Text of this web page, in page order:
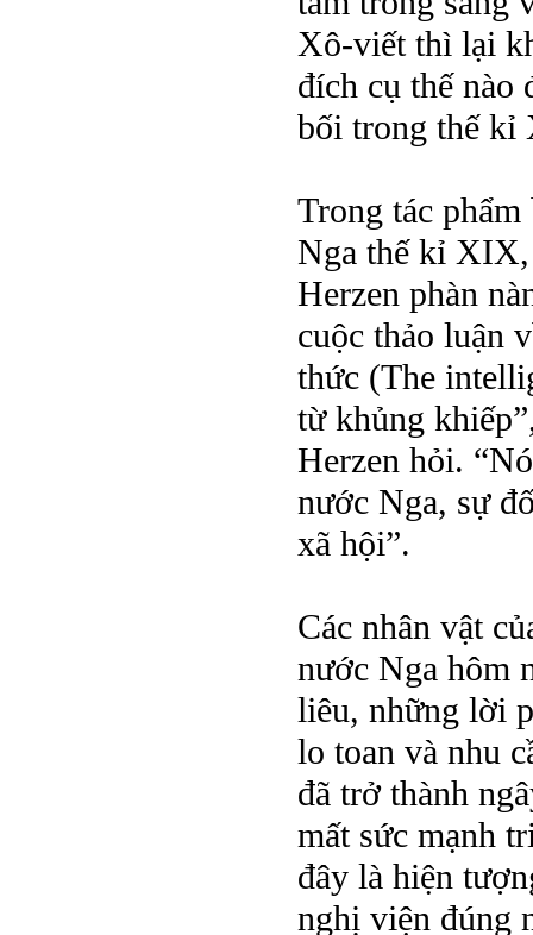
Xô-viết thì lại
đích cụ thế nào
bối trong thế
Trong tác
Nga thế kỉ
Herzen phàn
cuộc thảo luận
thức (The
từ khủng
Herzen hỏi.
nước Nga, sự
xã hội”.
Các nhân vật
nước Nga hôm
liêu, những lời
lo toan và nhu
đã trở thành
mất sức mạnh
đây là hiện
nghị viện đúng